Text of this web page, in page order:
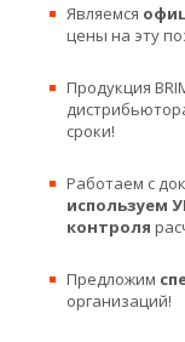
Являемся
цены на эту
Продукция
сроки!
Работаем с
используем
контроля
Предложим
организаций!